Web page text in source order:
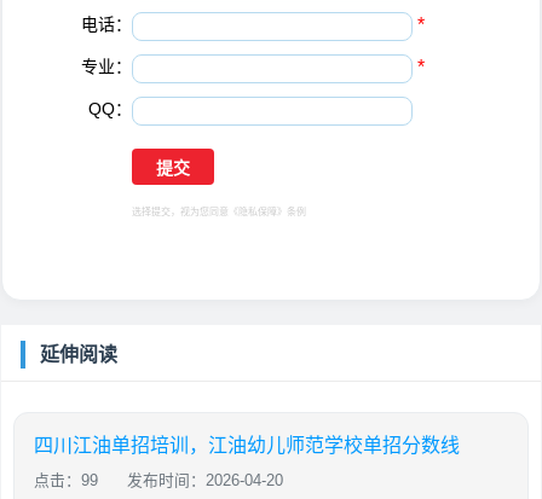
电话： *
专业： *
QQ：
选择提交，视为您同意 《隐私保障》 条例
延伸阅读
四川江油单招培训，江油幼儿师范学校单招分数线
点击：99 发布时间：2026-04-20